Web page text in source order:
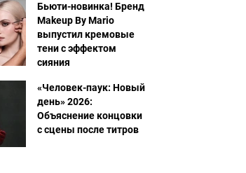
Бьюти-новинка! Бренд
Makeup By Mario
выпустил кремовые
тени с эффектом
сияния
«Человек-паук: Новый
день» 2026:
Объяснение концовки
с сцены после титров